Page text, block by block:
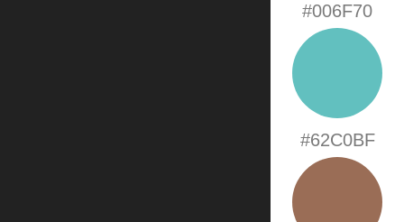
#006F70
#62C0BF